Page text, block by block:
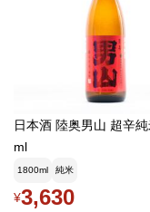
日本酒 陸奥男山 超辛
ml
1800ml 純米
¥3,630